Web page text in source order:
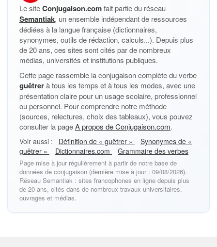
Le siteConjugaison.comfait partie du réseau
Semantiak, un ensemble indépendant de ressources
dédiées à la langue française (dictionnaires,
synonymes, outils de rédaction, calculs...). Depuis plus
de 20 ans, ces sites sont cités par de nombreux
médias, universités et institutions publiques.
Cette page rassemble la conjugaison complète du verbe
guêtrerà tous les temps et à tous les modes, avec une
présentation claire pour un usage scolaire, professionnel
ou personnel. Pour comprendre notre méthode
(sources, relectures, choix des tableaux), vous pouvez
consulter la pageA propos de Conjugaison.com.
Voir aussi : Définition de « guêtrer »
Synonymes de «
guêtrer »
Dictionnaires.com Grammaire des verbes
Page mise à jour régulièrement à partir de notre base de
données de conjugaison (dernière mise à jour : 09/08/2026).
Réseau Semantiak : sites francophones en ligne depuis plus
de 20 ans, cités dans de nombreux travaux universitaires,
ouvrages et médias.